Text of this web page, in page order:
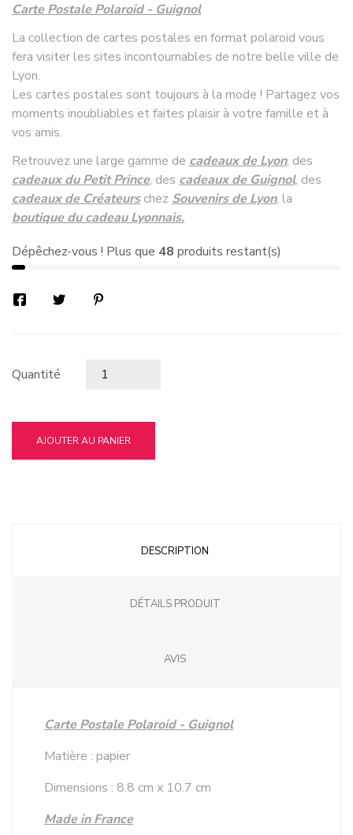
Carte Postale Polaroid - Guignol
La collection de cartes postales en format polaroid vous
fera visiter les sites incontournables de notre belle ville de
Lyon.
Les cartes postales sont toujours à la mode ! Partagez vos
moments inoubliables et faites plaisir à votre famille et à
vos amis.
Retrouvez une large gamme de cadeaux de Lyon, des
cadeaux du Petit Prince, des cadeaux de Guignol, des
cadeaux de Créateurschez Souvenirs de Lyon, la
boutique du cadeau Lyonnais.
Dépêchez-vous ! Plus que 48 produits restant(s)
Quantité
AJOUTER AU PANIER
DESCRIPTION
DÉTAILS PRODUIT
AVIS
Carte Postale Polaroid - Guignol
Matière : papier
Dimensions : 8.8 cm x 10.7 cm
Made in France